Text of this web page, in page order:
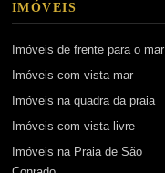
IMÓVEIS
Imóveis de frente para o mar
Imóveis com vista mar
Imóveis na quadra da praia
Imóveis com vista livre
Imóveis na Praia de São